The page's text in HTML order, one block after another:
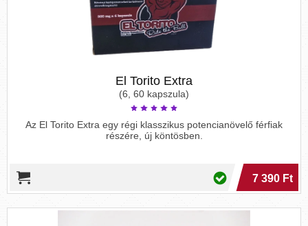
El Torito Extra
(6, 60 kapszula)
Az El Torito Extra egy régi klasszikus potencianövelő férfiak
részére, új köntösben.
7 390 Ft